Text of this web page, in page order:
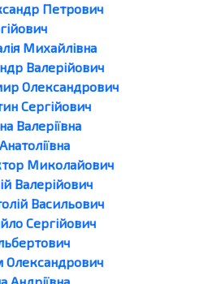
Петрович
Михайлівна
Валерійович
Олександрович
Сергійович
Валеріївна
Миколайович
Валерійович
Васильович
Сергійович